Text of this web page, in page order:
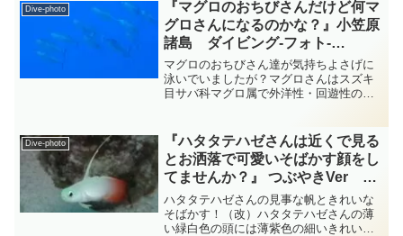
ミさん・セジロクマノミさ...
Dive-photo
『マグロのおちびさんだけど何マ
グロさんになるのかな？』小笠原
諸島 ダイビング‐フォト‐
tsubuankun
マグロのおちびさん達が気持ちよさげに
泳いでいましたが？マグロさんはスズキ
目サバ科マグロ属で外洋性・回遊性の大
タイセイヨウクロマグロさんで全長4.5 m
を超えることもあり...
Dive-photo
『ハタタテハゼさんは近くで見る
とお洒落で可愛いそばかす顔をし
てませんか？』 つぶやきVer ケ
ラマ ダイビング‐フォト‐
tsubuankun
ハタタテハゼさんの見事な帆ときれいな
そばかす！（改）ハタタテハゼさんの薄
い緑白色の頭には薄紫色の細いきれいな